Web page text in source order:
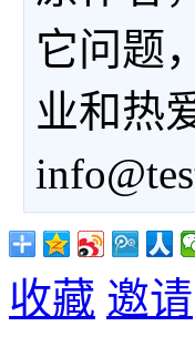
它问题
业和热
收藏 邀请